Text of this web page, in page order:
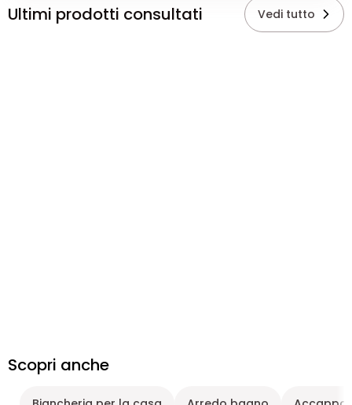
Ultimi prodotti consultati Vedi tutto
Scopri anche